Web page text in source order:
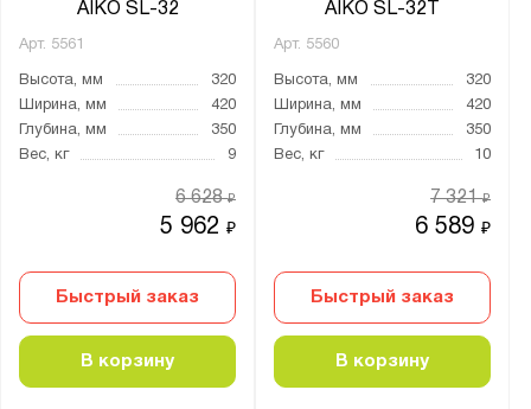
AIKO SL-32
Арт. 5561
Высота, мм
320
Ширина, мм
420
Глубина, мм
350
Вес, кг
9
5 962₽
6 628₽
Быстрый заказ
В корзину
AIKO SL-32Т
Арт. 5560
Высота, мм
320
Ширина, мм
420
Глубина, мм
350
Вес, кг
10
6 589₽
7 321₽
Быстрый заказ
В корзину
Количество дверей:
1
3
1
3